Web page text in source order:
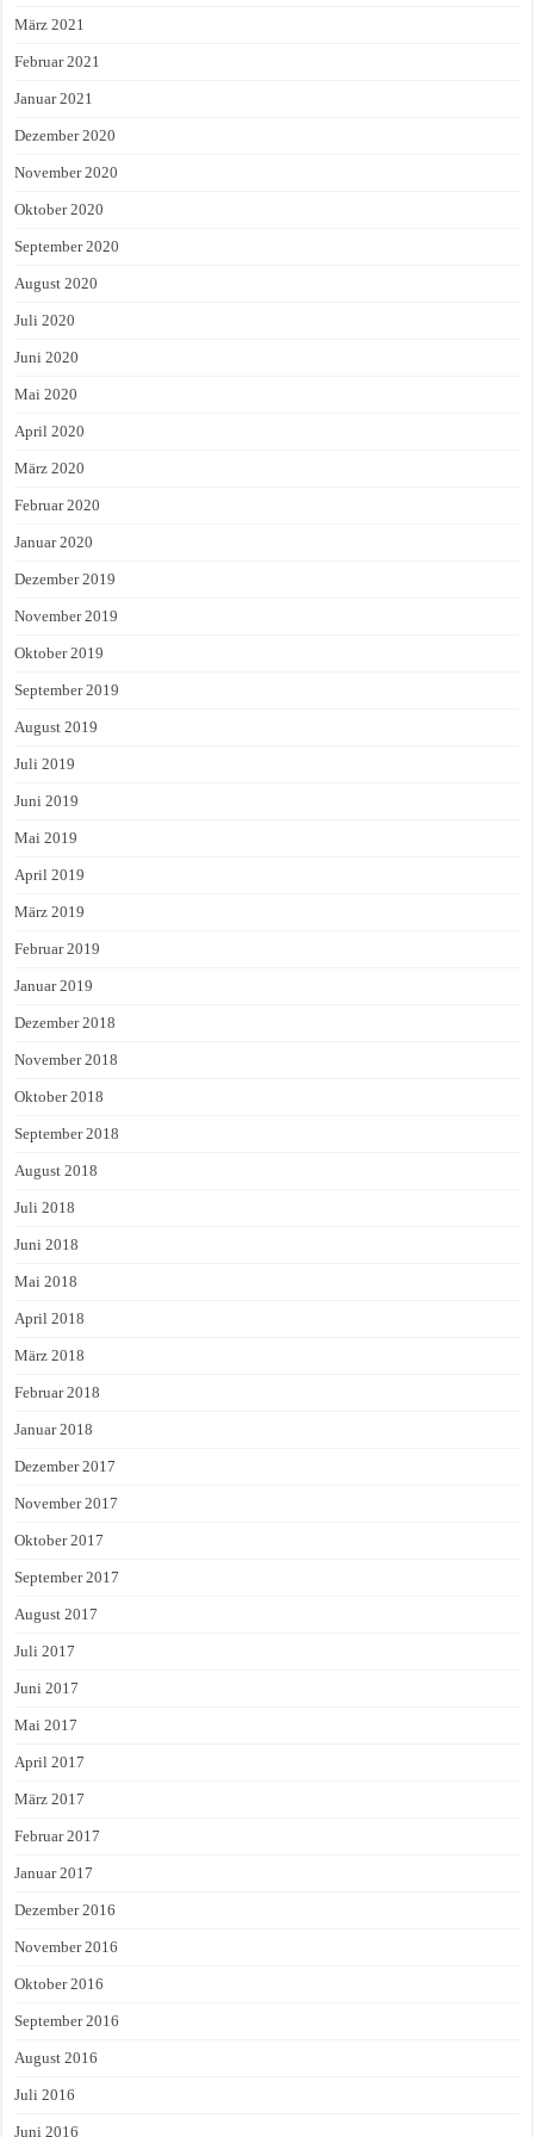
März 2021
Februar 2021
Januar 2021
Dezember 2020
November 2020
Oktober 2020
September 2020
August 2020
Juli 2020
Juni 2020
Mai 2020
April 2020
März 2020
Februar 2020
Januar 2020
Dezember 2019
November 2019
Oktober 2019
September 2019
August 2019
Juli 2019
Juni 2019
Mai 2019
April 2019
März 2019
Februar 2019
Januar 2019
Dezember 2018
November 2018
Oktober 2018
September 2018
August 2018
Juli 2018
Juni 2018
Mai 2018
April 2018
März 2018
Februar 2018
Januar 2018
Dezember 2017
November 2017
Oktober 2017
September 2017
August 2017
Juli 2017
Juni 2017
Mai 2017
April 2017
März 2017
Februar 2017
Januar 2017
Dezember 2016
November 2016
Oktober 2016
September 2016
August 2016
Juli 2016
Juni 2016